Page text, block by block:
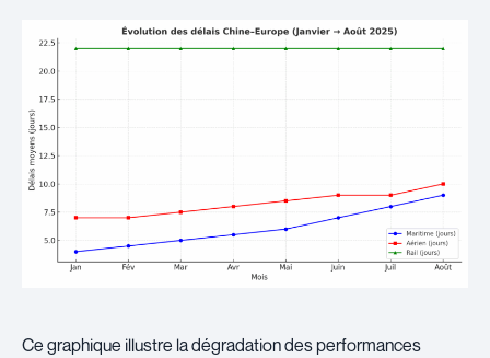
Ce graphique illustre la dégradation des performances